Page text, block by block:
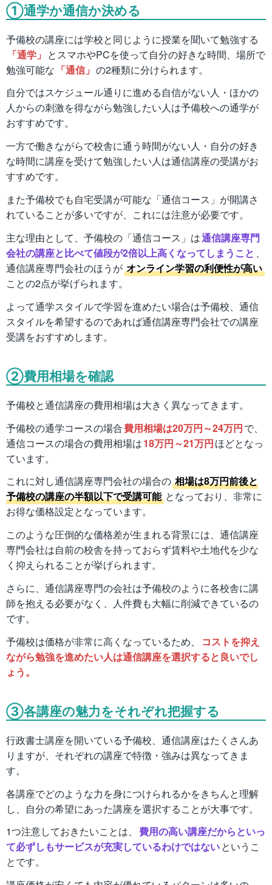
①通学か通信か決める
予備校の講座には学校と同じように授業を聞いて勉強する
「通学」 とスマホやPCを使って自分の好きな時間、場所で
勉強可能な 「通信」 の2種類に分けられます。
自分ではスケジュール通りに進める自信がない人・ほかの
人からの刺激を得ながら勉強したい人は予備校への通学が
おすすめです。
一方で働きながらで校舎に通う時間がない人・自分の好き
な時間に講座を受けて勉強したい人は通信講座の受講がお
すすめです。
また予備校でも自宅受講が可能な「通信コース」が開講さ
れていることが多いですが、これには注意が必要です。
主な理由として、予備校の「通信コース」は通信講座専門
会社の講座と比べて値段が2倍以上高くなってしまうこと 、
通信講座専門会社のほうが オンライン学習の利便性が高い
ことの2点が挙げられます。
よって通学スタイルで学習を進めたい場合は予備校、通信
スタイルを希望するのであれば通信講座専門会社での講座
受講をおすすめします。
②費用相場を確認
予備校と通信講座の費用相場は大きく異なってきます。
予備校の通学コースの場合費用相場は20万円～24万円で、
通信コースの場合の費用相場は18万円～21万円ほどとなっ
ています。
これに対し通信講座専門会社の場合の 相場は8万円前後と
予備校の講座の半額以下で受講可能 となっており、非常に
お得な価格設定となっています。
このような圧倒的な価格差が生まれる背景には、通信講座
専門会社は自前の校舎を持っておらず賃料や土地代を少な
く抑えられることが挙げられます。
さらに、通信講座専門の会社は予備校のように各校舎に講
師を抱える必要がなく、人件費も大幅に削減できているの
です。
予備校は価格が非常に高くなっているため、
コストを抑え
ながら勉強を進めたい人は通信講座を選択すると良いでし
ょう。
③各講座の魅力をそれぞれ把握する
行政書士講座を開いている予備校、通信講座はたくさんあ
りますが、それぞれの講座で特徴・強みは異なってきま
す。
各講座でどのような力を身につけられるかをきちんと理解
し、自分の希望にあった講座を選択することが大事です。
1つ注意しておきたいことは、 費用の高い講座だからといっ
て必ずしもサービスが充実しているわけではないというこ
とです。